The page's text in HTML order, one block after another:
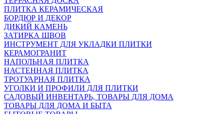
ПЛИТКА КЕРАМИЧЕСКАЯ
БОРДЮР И ДЕКОР
ДИКИЙ КАМЕНЬ
ЗАТИРКА ШВОВ
ИНСТРУМЕНТ ДЛЯ УКЛАДКИ ПЛИТКИ
КЕРАМОГРАНИТ
НАПОЛЬНАЯ ПЛИТКА
НАСТЕННАЯ ПЛИТКА
ТРОТУАРНАЯ ПЛИТКА
УГОЛКИ И ПРОФИЛИ ДЛЯ ПЛИТКИ
САДОВЫЙ ИНВЕНТАРЬ, ТОВАРЫ ДЛЯ ДОМА
ТОВАРЫ ДЛЯ ДОМА И БЫТА